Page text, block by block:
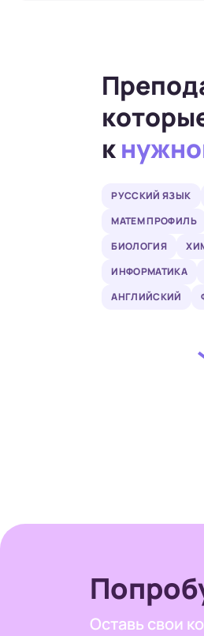
к
РУССКИЙ ЯЗЫК
МАТЕМ ПРОФИЛЬ
БИОЛОГИЯ
ИНФОРМАТИКА
АНГЛИЙСКИЙ
Оставь свои